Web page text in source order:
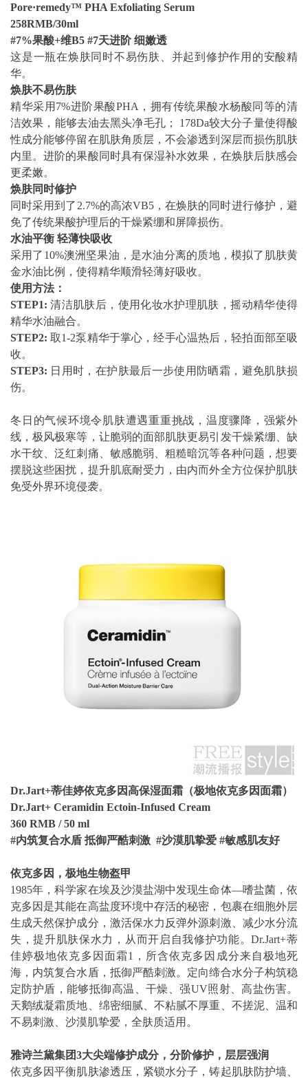
Pore·remedy™ PHA Exfoliating Serum
258RMB/30ml
#7%果酸+维B5 #7天进阶 细嫩透
这是一瓶在焕肤同时不易伤肤、并起到修护作用的安酸精
华。
焕肤不易伤肤
精华采用7%进阶果酸PHA，拥有传统果酸水杨酸同等的清
洁效果，能够去油去黑头净毛孔； 178Da较大分子量使得酸
性成分能够停留在肌肤角质层，不会渗透到深层而损伤肌肤
内里。进阶的果酸同时具有保湿补水效果，在焕肤后肤感会
更柔嫩。
焕肤同时修护
同时采用到了2.7%的高浓VB5，在焕肤的同时进行修护，避
免了传统果酸护理后的干燥紧绷和屏障损伤。
水油平衡 轻薄快吸收
采用了10%澳洲坚果油，是水油分离的质地，模拟了肌肤黄
金水油比例，使得精华顺滑轻薄好吸收。
使用方法：
STEP1: 清洁肌肤后，使用化妆水护理肌肤，摇动精华使得
精华水油融合。
STEP2:取1-2泵精华于掌心，经手心温热后，轻拍面部至吸
收。
STEP3: 日用时，在护肤最后一步使用防晒霜，避免肌肤损
伤。
冬日的气候环境令肌肤遭遇重重挑战，温度骤降，强紫外
线，极风极寒等，让脆弱的面部肌肤更易引发干燥紧绷、缺
水干纹、泛红刺痛、敏感脆弱、粗糙暗沉等各种问题，想要
摆脱这些困扰，提升肌底耐受力，由内而外全方位保护肌肤
免受外界环境侵袭。
Dr.Jart+蒂佳婷依克多因高保湿面霜（极地依克多因面霜）
Dr.Jart+ Ceramidin Ectoin-Infused Cream
360 RMB / 50 ml
#内筑复合水盾 抵御严酷刺激 #沙漠肌挚爱 #敏感肌友好
依克多因，极地生物盔甲
1985年，科学家在埃及沙漠盐湖中发现生命体—嗜盐菌，依
克多因是其能在高盐度环境中存活的秘密，包裹在细胞外层
生成天然保护成分，激活保水力反弹外源刺激、减少水分流
失，提升肌肤保水力，从而开启自我修护功能。Dr.Jart+蒂
佳婷极地依克多因面霜1，所含依克多因成分来自极地死
海，内筑复合水盾，抵御严酷刺激。定向缔合水分子构筑稳
定防护盾，能够抵御高温、干燥、强UV照射、高盐伤害。
天鹅绒凝霜质地、绵密细腻、不粘腻不厚重、不搓泥、温和
不易刺激、沙漠肌挚爱，全肤质适用。
雅诗兰黛集团3大尖端修护成分，分阶修护，层层强润
依克多因平衡肌肤渗透压，紧锁水分子，铸起肌肤防护墙、